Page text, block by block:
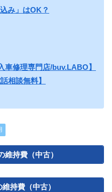
み」はOK？
車修理専門店/buv.LABO】
相談無料】
持費（中古）
持費（中古）